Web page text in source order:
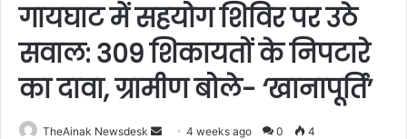
गायघाट में सहयोग शिविर पर उठे
सवाल: 309 शिकायतों के निपटारे
का दावा, ग्रामीण बोले- ‘खानापूर्ति’
TheAinak Newsdesk 4 weeks ago 0 4